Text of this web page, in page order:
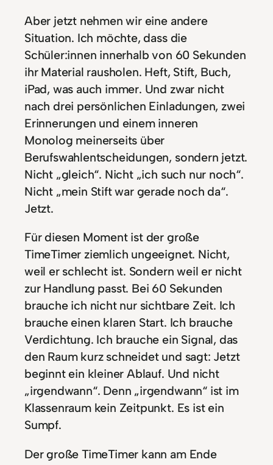
Aber jetzt nehmen wir eine andere
Situation. Ich möchte, dass die
Schüler:innen innerhalb von 60 Sekunden
ihr Material rausholen. Heft, Stift, Buch,
iPad, was auch immer. Und zwar nicht
nach drei persönlichen Einladungen, zwei
Erinnerungen und einem inneren
Monolog meinerseits über
Berufswahlentscheidungen, sondern jetzt.
Nicht „gleich“. Nicht „ich such nur noch“.
Nicht „mein Stift war gerade noch da“.
Jetzt.
Für diesen Moment ist der große
TimeTimer ziemlich ungeeignet. Nicht,
weil er schlecht ist. Sondern weil er nicht
zur Handlung passt. Bei 60 Sekunden
brauche ich nicht nur sichtbare Zeit. Ich
brauche einen klaren Start. Ich brauche
Verdichtung. Ich brauche ein Signal, das
den Raum kurz schneidet und sagt: Jetzt
beginnt ein kleiner Ablauf. Und nicht
„irgendwann“. Denn „irgendwann“ ist im
Klassenraum kein Zeitpunkt. Es ist ein
Sumpf.
Der große TimeTimer kann am Ende